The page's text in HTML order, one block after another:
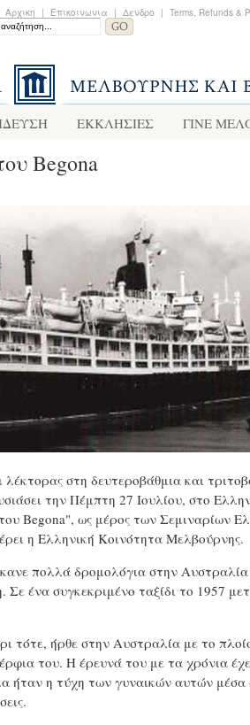
Αρχικη | Επικοινωνια | Δενδρο | Terms, Refunds &
ΕΚΚΛΗΣΙΕΣ ΓΙΝΕ
Begona
στη δευτεροβάθμια και
την Πέμπτη 27 Ιουλίου, στο
Begona", ως μέρος των Σεμιναρίων
η Ελληνική Κοινότητα Μελβούρνης.
πολλά δρομολόγια στην Αυστραλία
ένα συγκεκριμένο ταξίδι το 1957
τότε, ήρθε στην Αυστραλία με το πλοίο
του. Η έρευνά του με τα χρόνια
ήταν η τύχη των γυναικών αυτών μέσα